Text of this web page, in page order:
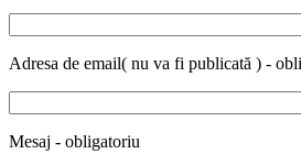
Adresa de email( nu va fi publicată ) -
Mesaj - obligatoriu